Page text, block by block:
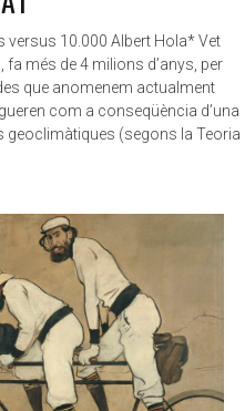
versus 10.000 Albert Hola* Vet
fa més de 4 milions d’anys, per
que anomenem actualment
com a conseqüència d’una
geoclimàtiques (segons la Teoria
ANTAGONISTAS